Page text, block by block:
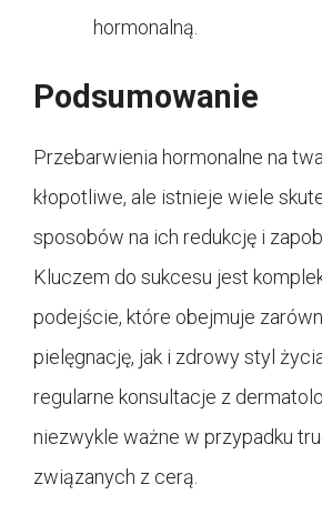
hormonalną.
Podsumowanie
Przebarwienia hormonalne na
kłopotliwe, ale istnieje wiele
sposobów na ich redukcję i
Kluczem do sukcesu jest
podejście, które obejmuje
pielęgnację, jak i zdrowy styl
regularne konsultacje z
niezwykle ważne w przypadku
związanych z cerą.